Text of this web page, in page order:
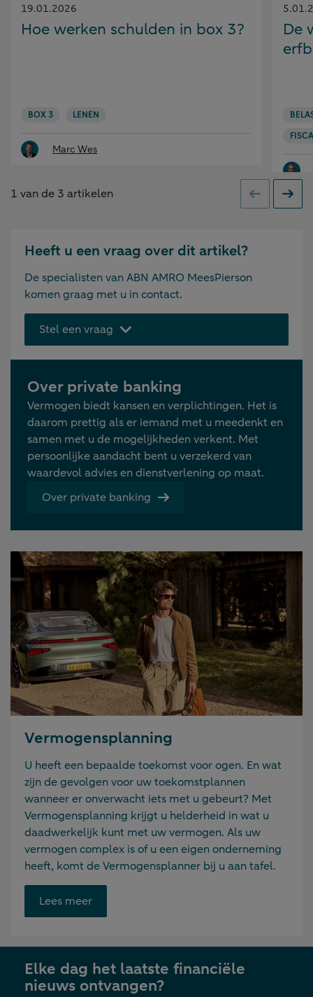
Gepubliceerd
op:
19.01.2026
Hoe werken schulden in box 3?
BOX 3 LENEN
Marc Wes
op:
De
1 van de 3 artikelen Vorige
Heeft u een vraag over dit artikel?
De specialisten van ABN AMRO MeesPierson
komen graag met u in contact.
Stel een vraag
Over private banking
Vermogen biedt kansen en verplichtingen. Het is
daarom prettig als er iemand met u meedenkt en
samen met u de mogelijkheden verkent. Met
persoonlijke aandacht bent u verzekerd van
waardevol advies en dienstverlening op maat.
Over private banking
Vermogensplanning
U heeft een bepaalde toekomst voor ogen. En wat
zijn de gevolgen voor uw toekomstplannen
wanneer er onverwacht iets met u gebeurt? Met
Vermogensplanning krijgt u helderheid in wat u
daadwerkelijk kunt met uw vermogen. Als uw
vermogen complex is of u een eigen onderneming
heeft, komt de Vermogensplanner bij u aan tafel.
Lees meerOpent
link
nieuwe
tab
Elke dag het laatste financiële
nieuws ontvangen?